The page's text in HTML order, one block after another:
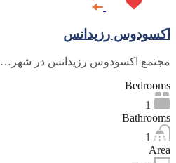
اکسودوس رزیدانس
مجتمع اکسودوس رزیدانس در شهر…
Bedrooms
1
Bathrooms
1
Area